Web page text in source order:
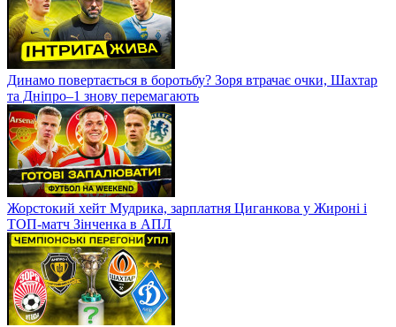
Динамо повертається в боротьбу? Зоря втрачає очки, Шахтар
та Дніпро–1 знову перемагають
Жорстокий хейт Мудрика, зарплатня Циганкова у Жироні і
ТОП-матч Зінченка в АПЛ